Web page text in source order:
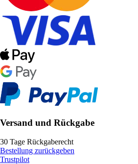
Versand und Rückgabe
30 Tage Rückgaberecht
Bestellung zurückgeben
Trustpilot